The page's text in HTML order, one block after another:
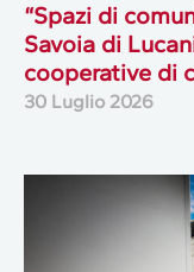
“Spazi di
Savoia di
cooperative di
30 Luglio 2026